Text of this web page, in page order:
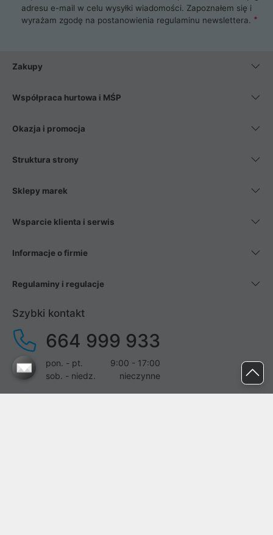
adresu e-mail w celu wysyłki wiadomości. Zapoznałem się i
wyrażam zgodę na postanowienia regulaminu newslettera.
Zakupy
Współpraca hurtowa i MŚP
Okazja i promocja
Struktura strony
Sklepy marek
Wsparcie klienta i serwis
Informacje o firmie
Regulaminy i regulacje
Szybki kontakt
664 999 933
pon. - pt.
9:00 - 17:00
sob. - niedz.
nieczynne